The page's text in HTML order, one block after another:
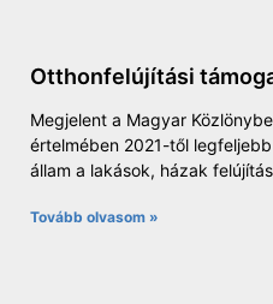
Otthonfelújítási
Megjelent a Magyar
értelmében 2021-től
állam a lakások, házak
Tovább olvasom »